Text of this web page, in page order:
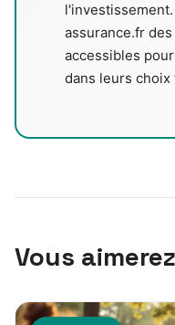
assurance.fr
accessibles
dans leurs choix
Vous